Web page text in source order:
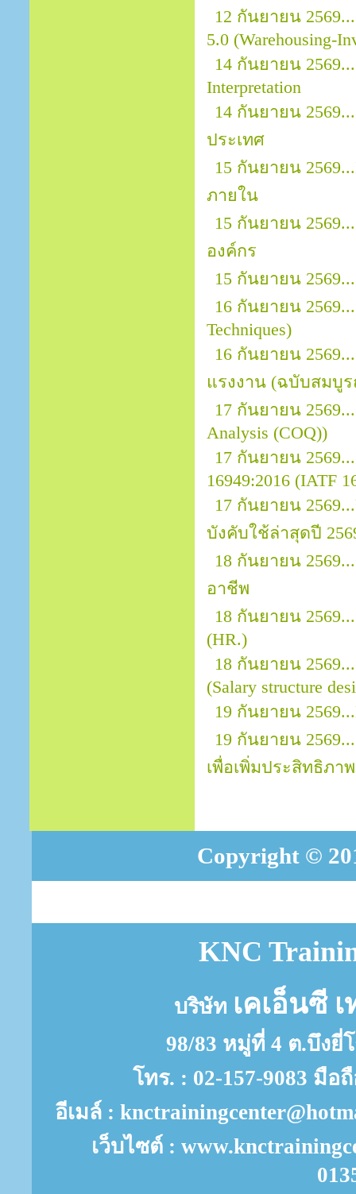
12 กันยายน
5.0 (Warehousing-
14 กันยายน
Interpretation
14 กันยายน
ประเทศ
15 กันยายน
ภายใน
15 กันยายน
องค์กร
15 กันยายน
16 กันยายน
Techniques)
16 กันยายน
แรงงาน (ฉบับสมบู
17 กันยายน
Analysis (COQ))
17 กันยายน
16949:2016 (IATF
17 กันยายน
บังคับใช้ล่าสุดปี
18 กันยายน
อาชีพ
18 กันยายน
(HR.)
18 กันยายน
(Salary structure
19 กันยายน
19 กันยายน
เพื่อเพิ่มประสิทธิภาพ
Copyright ©
KNC
บริษัท เคเอ็นซี
98/83 หมู่ที่ 4 ต.บึงยี่
โทร. : 02-157-9083 มือ
อีเมล์ :
เว็บไซต์ :